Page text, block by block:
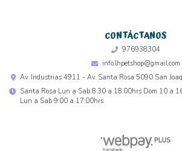
CONTÁCTANOS
976938304
info.lhpetshop@gmail.com
Av. Industrias 4911 - Av. Santa Rosa 5090 San
Santa Rosa Lun a Sab 8:30 a 18:00hrs Dom 10 a
Lun a Sab 9:00 a 17:00hrs